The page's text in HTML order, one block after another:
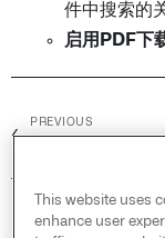
件中搜索的
启用PDF下
←
PREVIOUS
© 2026
This website uses
enhance user